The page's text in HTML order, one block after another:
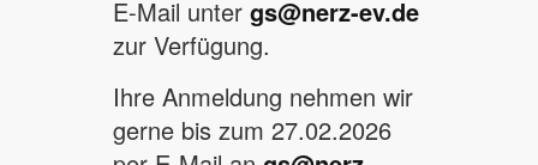
E-Mail unter gs@nerz-ev.de
zur Verfügung.
Ihre Anmeldung nehmen wir
gerne bis zum 27.02.2026